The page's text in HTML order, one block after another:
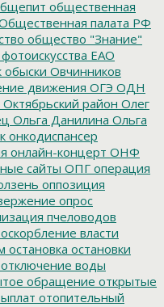
общественная
палата РФ
общество "Знание"
ЕАО
обыски Овчинников
движения ОГЭ ОДН
Октябрьский район Олег
Ольга Данилина Ольга
онкодиспансер
онлайн-концерт ОНФ
сайты ОПГ операция
оппозиция
опрос
пчеловодов
оскорбление власти
остановка остановки
отключение воды
обращение открытые
отопительный